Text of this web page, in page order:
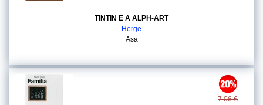
TINTIN E A ALPH-ART
Herge
Asa
7.06 €